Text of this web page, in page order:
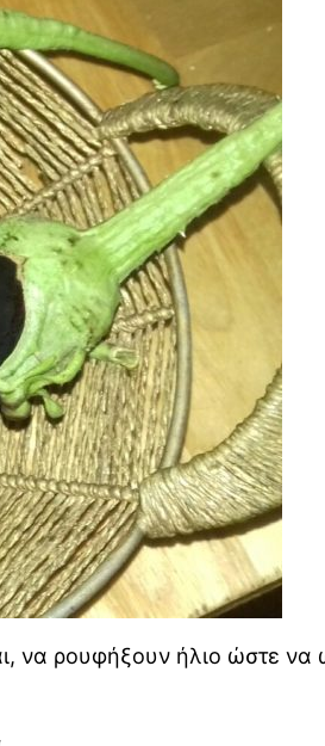
να ρουφήξουν ήλιο ώστε να